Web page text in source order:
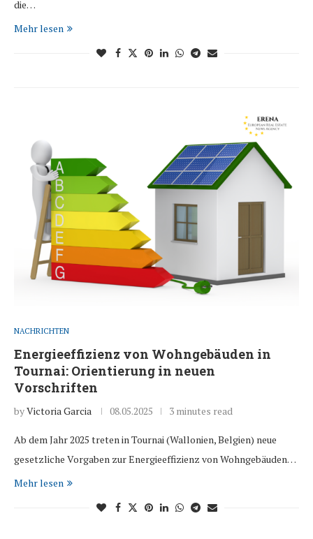
die…
Mehr lesen
NACHRICHTEN
Energieeffizienz von Wohngebäuden in
Tournai: Orientierung in neuen
Vorschriften
byVictoria Garcia 08.05.2025 3 minutes read
Ab dem Jahr 2025 treten in Tournai (Wallonien, Belgien) neue
gesetzliche Vorgaben zur Energieeffizienz von Wohngebäuden…
Mehr lesen